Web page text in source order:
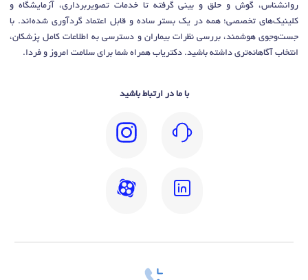
روانشناس، گوش و حلق و بینی گرفته تا خدمات تصویربرداری، آزمایشگاه و
کلینیک‌های تخصصی؛ همه در یک بستر ساده و قابل اعتماد گردآوری شده‌اند. با
جست‌وجوی هوشمند، بررسی نظرات بیماران و دسترسی به اطلاعات کامل پزشکان،
انتخاب آگاهانه‌تری داشته باشید. دکتریاب همراه شما برای سلامت امروز و فردا.
با ما در ارتباط باشید